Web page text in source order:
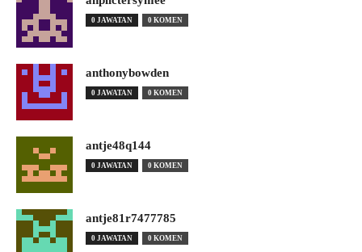
0 JAWATAN 0 KOMEN
anthonybowden
0 JAWATAN 0 KOMEN
antje48q144
0 JAWATAN 0 KOMEN
antje81r7477785
0 JAWATAN 0 KOMEN